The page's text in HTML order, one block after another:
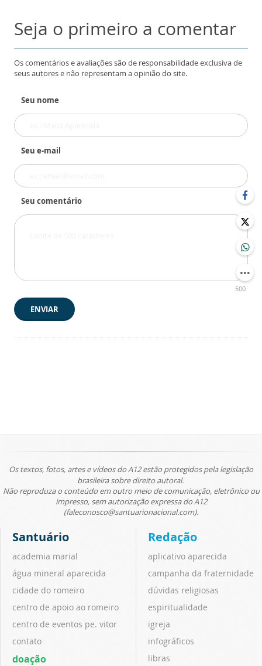
Seja o primeiro a comentar
Os comentários e avaliações são de responsabilidade exclusiva de
seus autores e não representam a opinião do site.
Seu nome
Seu e-mail
Seu comentário
500
ENVIAR
Os textos, fotos, artes e vídeos do A12 estão protegidos pela legislação
brasileira sobre direito autoral.
Não reproduza o conteúdo em outro meio de comunicação, eletrônico ou
impresso, sem autorização expressa do A12
(faleconosco@santuarionacional.com).
Santuário
academia marial
água mineral aparecida
cidade do romeiro
centro de apoio ao romeiro
centro de eventos pe. vitor
contato
doação
Redação
aplicativo aparecida
campanha da fraternidade
dúvidas religiosas
espiritualidade
igreja
infográficos
libras